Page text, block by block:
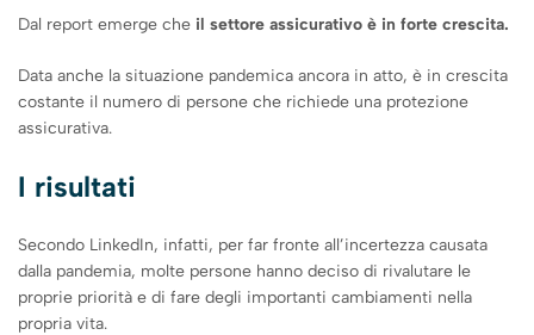
Dal report emerge che il settore assicurativo è in forte crescita.
Data anche la situazione pandemica ancora in atto, è in crescita
costante il numero di persone che richiede una protezione
assicurativa.
I risultati
Secondo LinkedIn, infatti, per far fronte all’incertezza causata
dalla pandemia, molte persone hanno deciso di rivalutare le
proprie priorità e di fare degli importanti cambiamenti nella
propria vita.